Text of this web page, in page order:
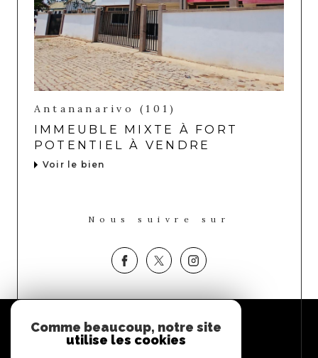
Antananarivo (101)
IMMEUBLE MIXTE À FORT
POTENTIEL À VENDRE
Voir le bien
Nous suivre sur
PROPRIÉTAIRE
Comme beaucoup, notre site
utilise les cookies